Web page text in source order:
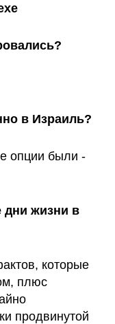
в Израиль?
опции были -
которые
плюс
продвинутой